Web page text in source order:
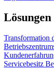
Lösungen
Transformation
Servicebesitz